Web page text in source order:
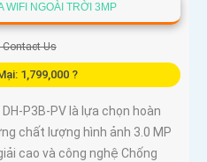
WIFI NGOÀI TRỜI 3MP
Contact Us
1,799,000 ?
P3B-PV là lựa chọn hoàn
chất lượng hình ảnh 3.0 MP
cao và công nghệ Chống